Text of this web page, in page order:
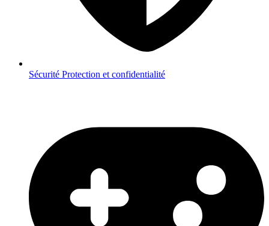
Sécurité Protection et confidentialité